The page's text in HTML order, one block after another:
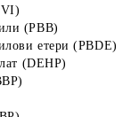
(PBB)
етери (PBDE)
(DEHP)